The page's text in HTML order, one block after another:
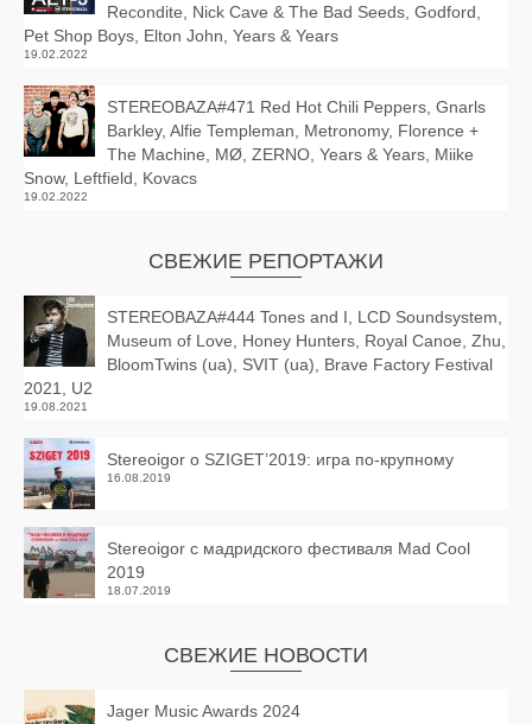
Recondite, Nick Cave & The Bad Seeds, Godford,
Pet Shop Boys, Elton John, Years & Years
19.02.2022
STEREOBAZA#471 Red Hot Chili Peppers, Gnarls
Barkley, Alfie Templeman, Metronomy, Florence +
The Machine, MØ, ZERNO, Years & Years, Miike
Snow, Leftfield, Kovacs
19.02.2022
СВЕЖИЕ РЕПОРТАЖИ
STEREOBAZA#444 Tones and I, LCD Soundsystem,
Museum of Love, Honey Hunters, Royal Canoe, Zhu,
BloomTwins (ua), SVIT (ua), Brave Factory Festival
2021, U2
19.08.2021
Stereoigor о SZIGET’2019: игра по-крупному
16.08.2019
Stereoigor с мадридского фестиваля Mad Cool
2019
18.07.2019
СВЕЖИЕ НОВОСТИ
Jager Music Awards 2024